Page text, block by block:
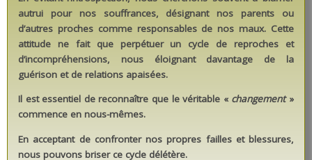
autrui pour nos souffrances, désignant nos parents ou
d’autres proches comme responsables de nos maux. Cette
attitude ne fait que perpétuer un cycle de reproches et
d’incompréhensions, nous éloignant davantage de la
guérison et de relations apaisées.
Il est essentiel de reconnaître que le véritable « changement»
commence en nous-mêmes.
En acceptant de confronter nos propres failles et blessures,
nous pouvons briser ce cycle délétère.